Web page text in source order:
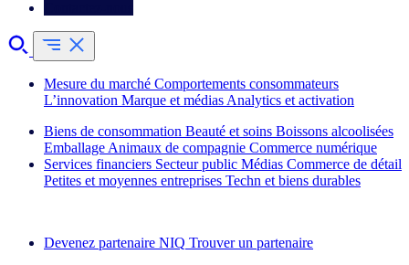
Mesure du marché Comportements consommateurs
L’innovation Marque et médias Analytics et activation
Biens de consommation Beauté et soins Boissons alcoolisées
Emballage Animaux de compagnie Commerce numérique
Services financiers Secteur public Médias Commerce de détail
Petites et moyennes entreprises Techn et biens durables
Devenez partenaire NIQ Trouver un partenaire